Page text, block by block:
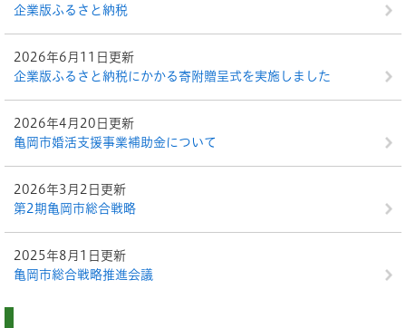
企業版ふるさと納税
2026年6月11日更新
企業版ふるさと納税にかかる寄附贈呈式を実施しました
2026年4月20日更新
亀岡市婚活支援事業補助金について
2026年3月2日更新
第2期亀岡市総合戦略
2025年8月1日更新
亀岡市総合戦略推進会議